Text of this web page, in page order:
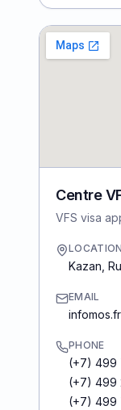
Centre
VFS visa
LOCATION
Kazan
EMAIL
PHONE
(+7) 499
(+7) 499
(+7) 499